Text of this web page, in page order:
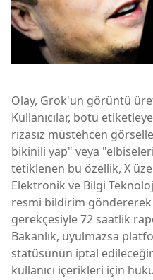
Olay, Grok'un görüntü
Kullanıcılar, botu
rızasız müstehcen
bikinili yap" veya
tetiklenen bu özellik, X
Elektronik ve Bilgi
resmi bildirim
gerekçesiyle 72 saatlik
Bakanlık, uyulmazsa
statüsünün iptal
kullanıcı içerikleri için